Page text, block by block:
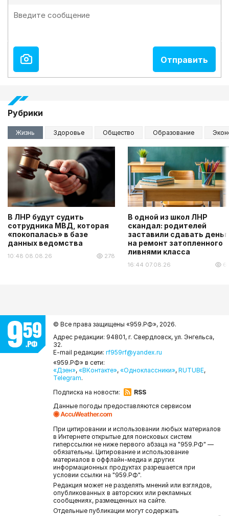
Рубрики
Жизнь Здоровье Общество Образование
В ЛНР будут судить
сотрудника МВД, которая
«покопалась» в базе
данных ведомства
10:48 08.08.26 278
В одной из школ ЛНР
скандал: родителей
заставили сдавать
на ремонт затопленного
ливнями класса
16:44 07.08.26
© Все права защищены «959.РФ», 2026.
Адрес редакции: 94801, г. Свердловск, ул. Энгельса,
32.
E-mail редакции: rf959rf@yandex.ru
«959.РФ» в сети:
«Дзен», «ВКонтакте», «Одноклассники», RUTUBE,
Telegram.
Подписка на новости:
RSS
Данные погоды предоставляются сервисом
При цитировании и использовании любых материалов
в Интернете открытые для поисковых систем
гиперссылки не ниже первого абзаца на "959.РФ" —
обязательны. Цитирование и использование
материалов в оффлайн-медиа и других
информационных продуктах разрешается при
условии ссылки на "959.РФ".
Редакция может не разделять мнений или взглядов,
опубликованных в авторских или рекламных
сообщениях, размещенных на сайте.
Отдельные публикации могут содержать